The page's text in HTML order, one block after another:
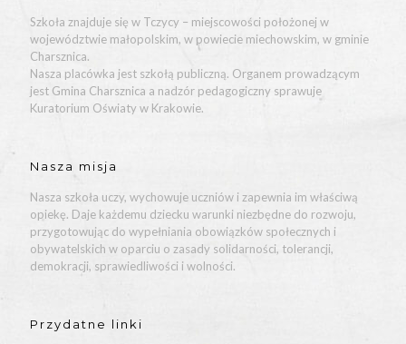
Szkoła znajduje się w Tczycy – miejscowości położonej w
województwie małopolskim, w powiecie miechowskim, w gminie
Charsznica.
Nasza placówka jest szkołą publiczną. Organem prowadzącym
jest Gmina Charsznica a nadzór pedagogiczny sprawuje
Kuratorium Oświaty w Krakowie.
Nasza misja
Nasza szkoła uczy, wychowuje uczniów i zapewnia im właściwą
opiekę. Daje każdemu dziecku warunki niezbędne do rozwoju,
przygotowując do wypełniania obowiązków społecznych i
obywatelskich w oparciu o zasady solidarności, tolerancji,
demokracji, sprawiedliwości i wolności.
Przydatne linki